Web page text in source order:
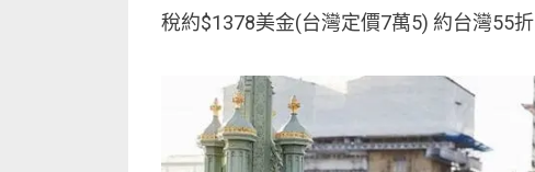
稅約$1378美金(台灣定價7萬5) 約台灣55折